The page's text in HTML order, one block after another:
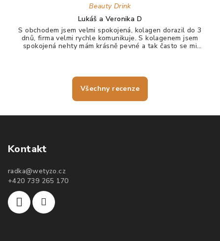
Beauty Drink
Lukáš a Veronika D
S obchodem jsem velmi spokojená, kolagen dorazil do 3
dnů, firma velmi rychle komunikuje. S kolagenem jsem
spokojená nehty mám krásně pevné a tak často se mi
Všechny recenze
Kontakt
radka@wetyzo.cz
+420 739 265 170